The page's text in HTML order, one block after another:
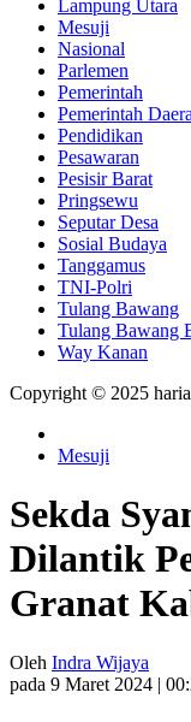
Lampung Utara
Mesuji
Nasional
Parlemen
Pemerintah
Pemerintah
Pendidikan
Pesawaran
Pesisir Barat
Pringsewu
Seputar Desa
Sosial Budaya
Tanggamus
TNI-Polri
Tulang Bawang
Tulang Bawang
Way Kanan
Copyright © 2025
Mesuji
Sekda
Dilantik
Granat
Oleh Indra Wijaya
pada 9 Maret 2024 |